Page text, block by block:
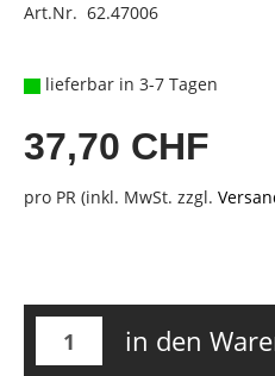
Art.Nr. 62.47006
lieferbar in 3-7 Tagen
37,70 CHF
pro PR (inkl. MwSt. zzgl.
in den